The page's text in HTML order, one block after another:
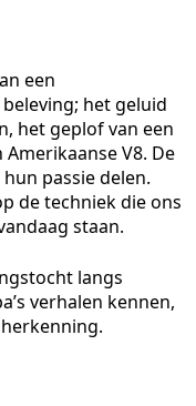
een
het geluid
het geplof van een
V8. De
passie delen.
de techniek die ons
staan.
langs
verhalen kennen,